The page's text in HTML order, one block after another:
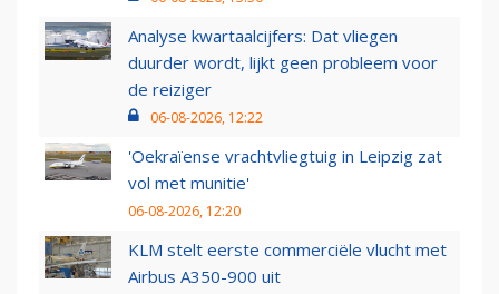
Analyse kwartaalcijfers: Dat vliegen
duurder wordt, lijkt geen probleem voor
de reiziger
06-08-2026, 12:22
'Oekraïense vrachtvliegtuig in Leipzig zat
vol met munitie'
06-08-2026, 12:20
KLM stelt eerste commerciële vlucht met
Airbus A350-900 uit